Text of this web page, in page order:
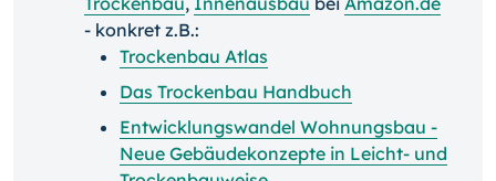
- konkret z.B.:
Trockenbau Atlas
Das Trockenbau Handbuch
Entwicklungswandel Wohnungsbau -
Neue Gebäudekonzepte in Leicht- und